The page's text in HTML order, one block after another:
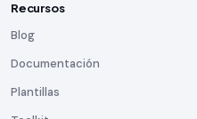
Recursos
Blog
Documentación
Plantillas